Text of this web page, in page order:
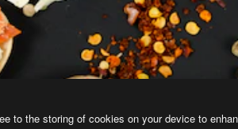
to the storing of cookies on your device to